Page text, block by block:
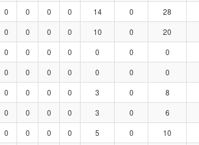
0 0 0 0 14 0 28
0 0 0 0 10 0 20
0 0 0 0 0 0 0
0 0 0 0 0 0 0
0 0 0 0 3 0 8
0 0 0 0 3 0 6
0 0 0 0 5 0 10